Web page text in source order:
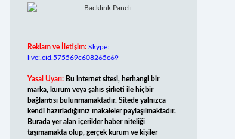
Reklam ve İletişim: Skype:
live:.cid.575569c608265c69
Yasal Uyarı: Bu internet sitesi, herhangi bir
marka, kurum veya şahıs şirketi ile hiçbir
bağlantısı bulunmamaktadır. Sitede yalnızca
kendi hazırladığımız makaleler paylaşılmaktadır.
Burada yer alan içerikler haber niteliği
taşımamakta olup, gerçek kurum ve kişiler